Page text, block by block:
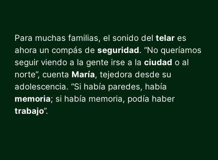
Para muchas familias, el sonido del telar es
ahora un compás de seguridad. “No queríamos
seguir viendo a la gente irse a la ciudad o al
norte”, cuenta María, tejedora desde su
adolescencia. “Si había paredes, había
memoria; si había memoria, podía haber
trabajo”.